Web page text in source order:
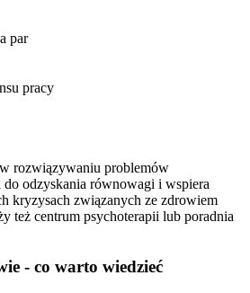
par
pracy
rozwiązywaniu problemów
odzyskania równowagi i wspiera
kryzysach związanych ze zdrowiem
też centrum psychoterapii lub poradnia
- co warto wiedzieć